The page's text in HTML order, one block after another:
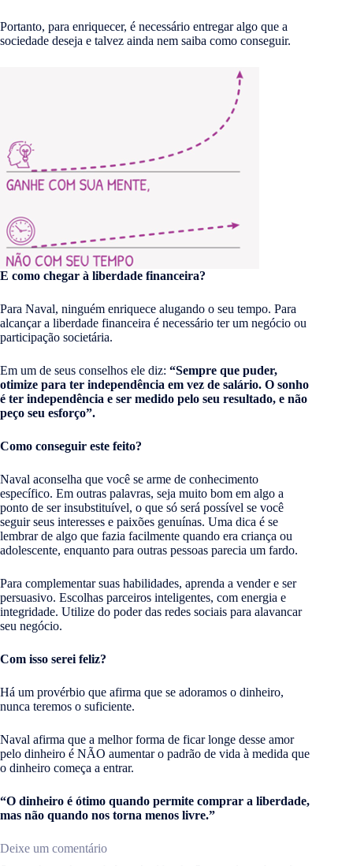
Portanto, para enriquecer, é necessário entregar algo que a
sociedade deseja e talvez ainda nem saiba como conseguir.
E como chegar à liberdade financeira?
Para Naval, ninguém enriquece alugando o seu tempo. Para
alcançar a liberdade financeira é necessário ter um negócio ou
participação societária.
Em um de seus conselhos ele diz: “Sempre que puder,
otimize para ter independência em vez de salário. O sonho
é ter independência e ser medido pelo seu resultado, e não
peço seu esforço”.
Como conseguir este feito?
Naval aconselha que você se arme de conhecimento
específico. Em outras palavras, seja muito bom em algo a
ponto de ser insubstituível, o que só será possível se você
seguir seus interesses e paixões genuínas. Uma dica é se
lembrar de algo que fazia facilmente quando era criança ou
adolescente, enquanto para outras pessoas parecia um fardo.
Para complementar suas habilidades, aprenda a vender e ser
persuasivo. Escolhas parceiros inteligentes, com energia e
integridade. Utilize do poder das redes sociais para alavancar
seu negócio.
Com isso serei feliz?
Há um provérbio que afirma que se adoramos o dinheiro,
nunca teremos o suficiente.
Naval afirma que a melhor forma de ficar longe desse amor
pelo dinheiro é NÃO aumentar o padrão de vida à medida que
o dinheiro começa a entrar.
“O dinheiro é ótimo quando permite comprar a liberdade,
mas não quando nos torna menos livre.”
Deixe um comentário